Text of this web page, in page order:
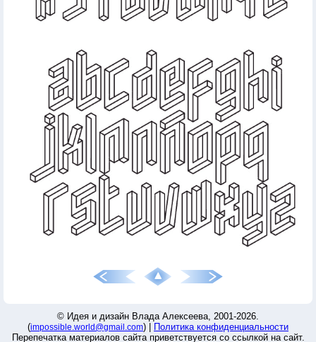
© Идея и дизайн Влада Алексеева, 2001-2026.
(impossible.world@gmail.com) | Политика конфиденциальности
Перепечатка материалов сайта приветствуется со ссылкой на сайт.